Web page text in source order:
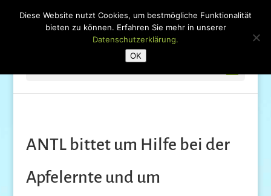
ANTL bittet um Hilfe bei der
Apfelernte und um
Diese Website nutzt Cookies, um bestmögliche Funktionalität
bieten zu können. Erfahren Sie mehr in unserer
Datenschutzerklärung.
OK